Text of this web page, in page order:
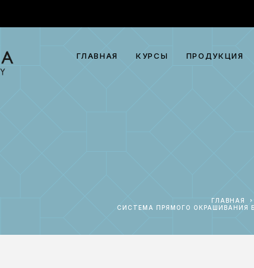
ГЛАВНАЯ КУРСЫ ПРОДУКЦИЯ
ГЛАВНАЯ
СИСТЕМА ПРЯМОГО ОКРАШИВАНИЯ